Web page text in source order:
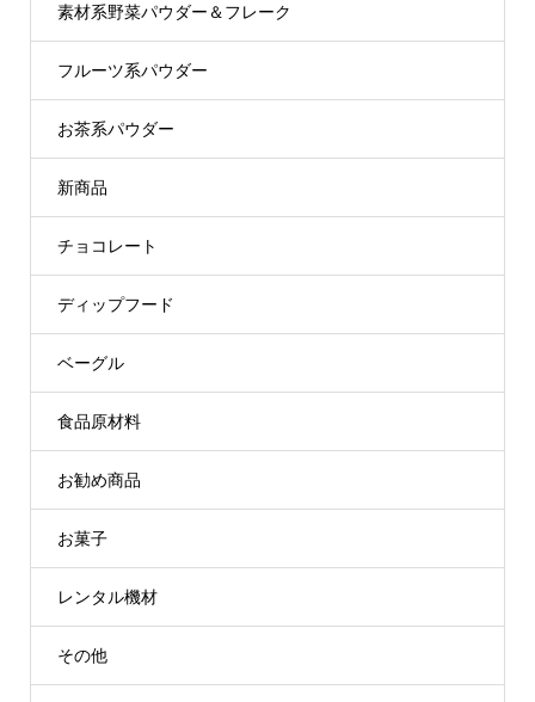
素材系野菜パウダー＆フレーク
フルーツ系パウダー
お茶系パウダー
新商品
チョコレート
ディップフード
ベーグル
食品原材料
お勧め商品
お菓子
レンタル機材
その他